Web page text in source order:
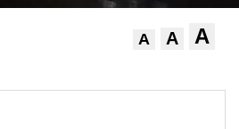
A A A